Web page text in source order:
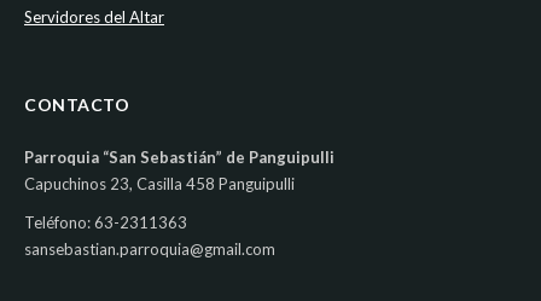
Servidores del Altar
CONTACTO
Parroquia “San Sebastián” de Panguipulli
Capuchinos 23, Casilla 458 Panguipulli
Teléfono: 63-2311363
sansebastian.parroquia@gmail.com